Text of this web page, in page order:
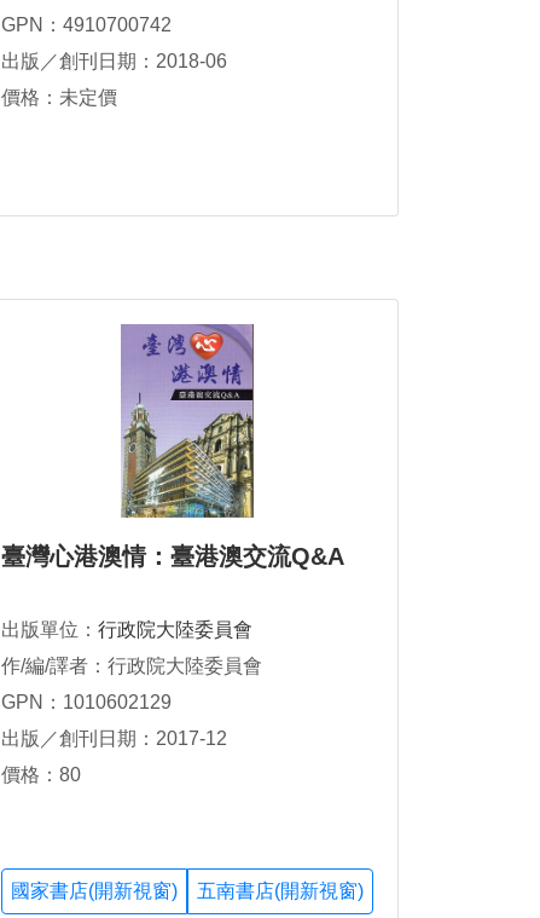
GPN：4910700742
出版／創刊日期：2018-06
價格：未定價
臺灣心港澳情：臺港澳交流Q&A
出版單位： 行政院大陸委員會
作/編/譯者：行政院大陸委員會
GPN：1010602129
出版／創刊日期：2017-12
價格：80
國家書店(開新視窗) 五南書店(開新視窗)